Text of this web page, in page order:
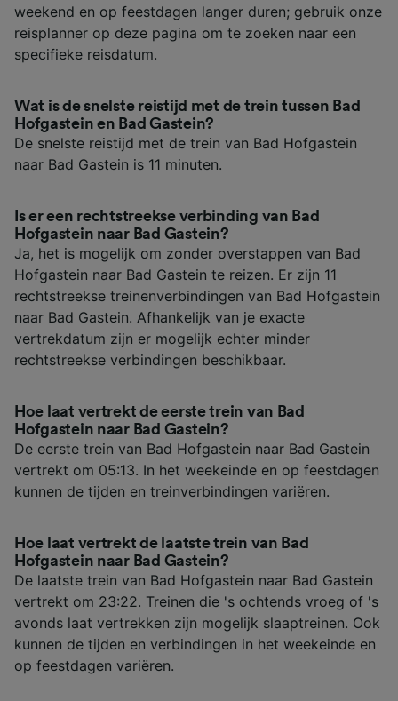
weekend en op feestdagen langer duren; gebruik onze
reisplanner op deze pagina om te zoeken naar een
specifieke reisdatum.
Wat is de snelste reistijd met de trein tussen Bad
Hofgastein en Bad Gastein?
De snelste reistijd met de trein van Bad Hofgastein
naar Bad Gastein is 11 minuten.
Is er een rechtstreekse verbinding van Bad
Hofgastein naar Bad Gastein?
Ja, het is mogelijk om zonder overstappen van Bad
Hofgastein naar Bad Gastein te reizen. Er zijn 11
rechtstreekse treinenverbindingen van Bad Hofgastein
naar Bad Gastein. Afhankelijk van je exacte
vertrekdatum zijn er mogelijk echter minder
rechtstreekse verbindingen beschikbaar.
Hoe laat vertrekt de eerste trein van Bad
Hofgastein naar Bad Gastein?
De eerste trein van Bad Hofgastein naar Bad Gastein
vertrekt om 05:13. In het weekeinde en op feestdagen
kunnen de tijden en treinverbindingen variëren.
Hoe laat vertrekt de laatste trein van Bad
Hofgastein naar Bad Gastein?
De laatste trein van Bad Hofgastein naar Bad Gastein
vertrekt om 23:22. Treinen die 's ochtends vroeg of 's
avonds laat vertrekken zijn mogelijk slaaptreinen. Ook
kunnen de tijden en verbindingen in het weekeinde en
op feestdagen variëren.